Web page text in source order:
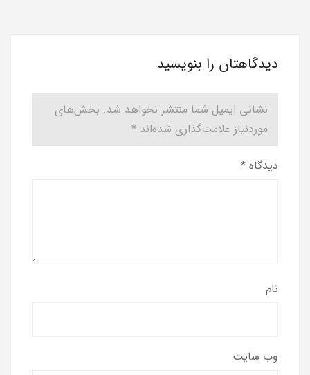
دیدگاهتان را بنویسید
نشانی ایمیل شما منتشر نخواهد شد. بخش‌های
موردنیاز علامت‌گذاری شده‌اند *
دیدگاه *
نام
وب‌ سایت